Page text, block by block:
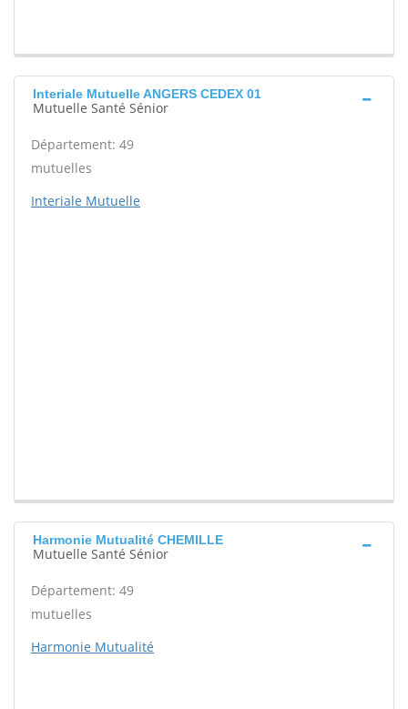
Interiale Mutuelle ANGERS CEDEX 01
Mutuelle Santé Sénior
Département: 49
mutuelles
Interiale Mutuelle
Harmonie Mutualité CHEMILLE
Mutuelle Santé Sénior
Département: 49
mutuelles
Harmonie Mutualité